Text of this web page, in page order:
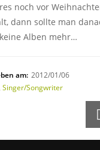
noch vor
dann sollte man
Alben mehr…
am: 2012/01/06
Singer/Songwriter